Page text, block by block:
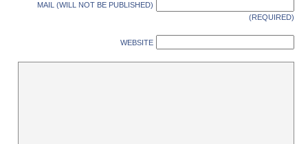
MAIL (WILL NOT BE PUBLISHED)
(REQUIRED)
WEBSITE